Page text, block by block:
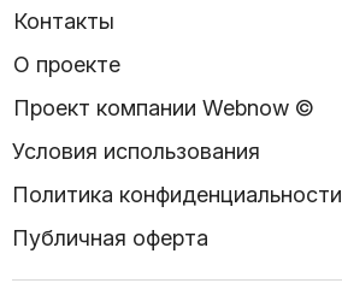
Контакты
О проекте
Проект компании Webnow ©
Условия использования
Политика конфиденциальности
Публичная оферта